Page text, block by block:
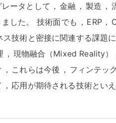
ータとして ， 金融 ， 製造 ，
した。 技術面でも ， ERP ，
ス技術と密接に関連する課題
， 現物融合（Mixed Reality）
， これらは今後 ， フィンテッ
， 応用が期待される技術とい